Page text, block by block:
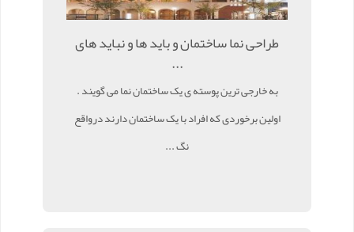
طراحی نما ساختمان و باید ها و نباید های
...
به خارجی ترین پوسته ی یک ساختمان نما می گویند .
اولین برخوردی که افراد با یک ساختمان دارند درواقع
نگ ...